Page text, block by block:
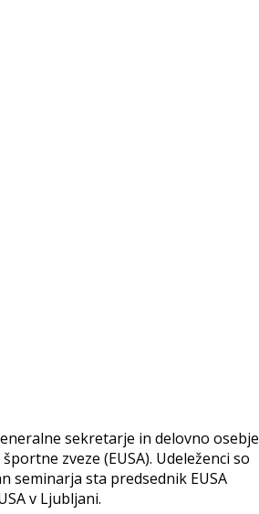
sekretarje in delovno osebje
zveze (EUSA). Udeleženci so
seminarja sta predsednik EUSA
v Ljubljani.